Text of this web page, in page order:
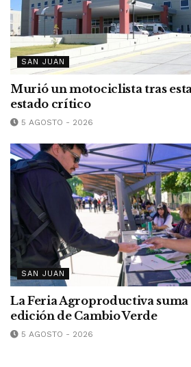
SAN JUAN
Murió un motociclista tras
estado crítico
5 AGOSTO - 2026
SAN JUAN
La Feria Agroproductiva suma
edición de Cambio Verde
5 AGOSTO - 2026